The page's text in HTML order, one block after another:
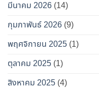
มีนาคม 2026 (14)
กุมภาพันธ์ 2026 (9)
พฤศจิกายน 2025 (1)
ตุลาคม 2025 (1)
สิงหาคม 2025 (4)